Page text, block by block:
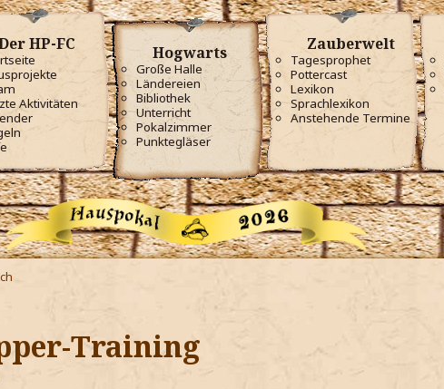
HP-FC
Aktivitäten
Hogwarts
Große Halle
Ländereien
Bibliothek
Unterricht
Pokalzimmer
Punktegläser
Zauberwelt
Tagesprophet
Pottercast
Lexikon
Sprachlexikon
Anstehende Termine
Training